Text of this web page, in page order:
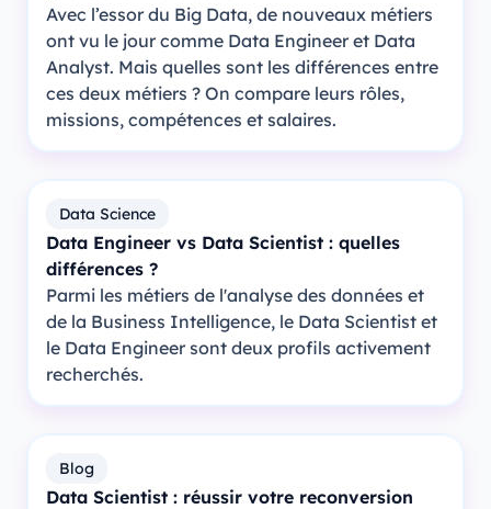
Avec l’essor du Big Data, de nouveaux métiers
ont vu le jour comme Data Engineer et Data
Analyst. Mais quelles sont les différences entre
ces deux métiers ? On compare leurs rôles,
missions, compétences et salaires.
Data Science
Data Engineer vs Data Scientist : quelles
différences ?
Parmi les métiers de l'analyse des données et
de la Business Intelligence, le Data Scientist et
le Data Engineer sont deux profils activement
recherchés.
Blog
Data Scientist : réussir votre reconversion